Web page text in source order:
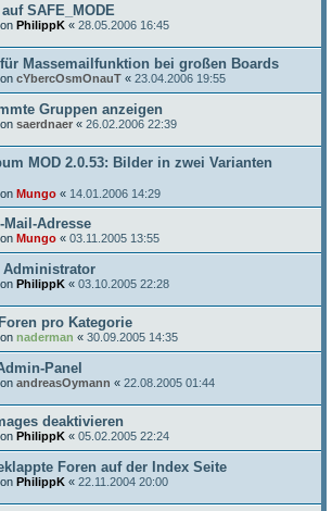
SAFE_MODE
PhilippK « 28.05.2006 16:45
Massemailfunktion bei großen Boards
cYbercOsmOnauT « 23.04.2006 19:55
Gruppen anzeigen
saerdnaer « 26.02.2006 22:39
MOD 2.0.53: Bilder in zwei Varianten
Mungo « 14.01.2006 14:29
Adresse
Mungo « 03.11.2005 13:55
Administrator
PhilippK « 03.10.2005 22:28
pro Kategorie
naderman « 30.09.2005 14:35
Panel
andreasOymann « 22.08.2005 01:44
deaktivieren
PhilippK « 05.02.2005 22:24
Foren auf der Index Seite
PhilippK « 22.11.2004 20:00